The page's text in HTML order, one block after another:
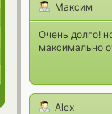
Максим
Очень долго!
максимально
Alex